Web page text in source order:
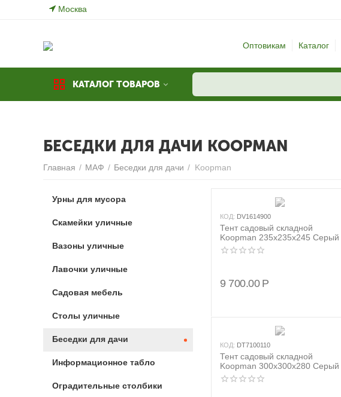
Москва
Оптовикам Каталог
КАТАЛОГ ТОВАРОВ
БЕСЕДКИ ДЛЯ ДАЧИ KOOPMAN
Главная / МАФ / Беседки для дачи / Koopman
КОД: DV1614900
Тент садовый складной
Koopman 235x235x245 Серый
9 700.00 Р
КОД: DT7100110
Тент садовый складной
Koopman 300x300x280 Серый
Урны для мусора
Скамейки уличные
Вазоны уличные
Лавочки уличные
Садовая мебель
Столы уличные
Беседки для дачи
Информационное табло
Оградительные столбики